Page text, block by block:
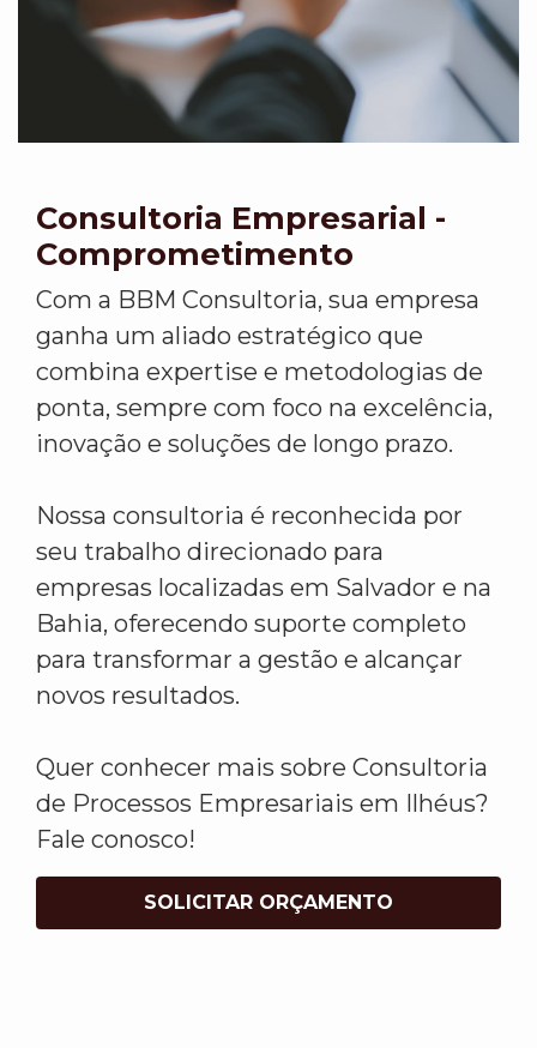
Consultoria Empresarial -
Comprometimento
Com a BBM Consultoria, sua empresa
ganha um aliado estratégico que
combina expertise e metodologias de
ponta, sempre com foco na excelência,
inovação e soluções de longo prazo.
Nossa consultoria é reconhecida por
seu trabalho direcionado para
empresas localizadas em Salvador e na
Bahia, oferecendo suporte completo
para transformar a gestão e alcançar
novos resultados.
Quer conhecer mais sobre Consultoria
de Processos Empresariais em Ilhéus?
Fale conosco!
SOLICITAR ORÇAMENTO